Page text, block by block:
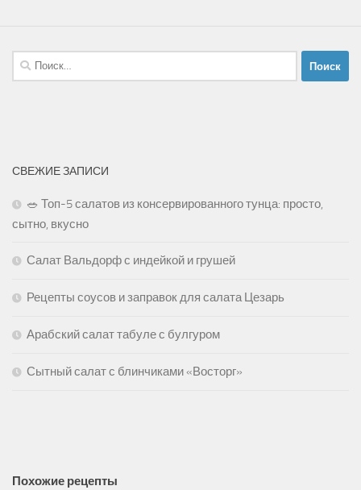
Найти:
СВЕЖИЕ ЗАПИСИ
🥗 Топ-5 салатов из консервированного тунца: просто,
сытно, вкусно
Салат Вальдорф с индейкой и грушей
Рецепты соусов и заправок для салата Цезарь
Арабский салат табуле с булгуром
Сытный салат с блинчиками «Восторг»
Похожие рецепты